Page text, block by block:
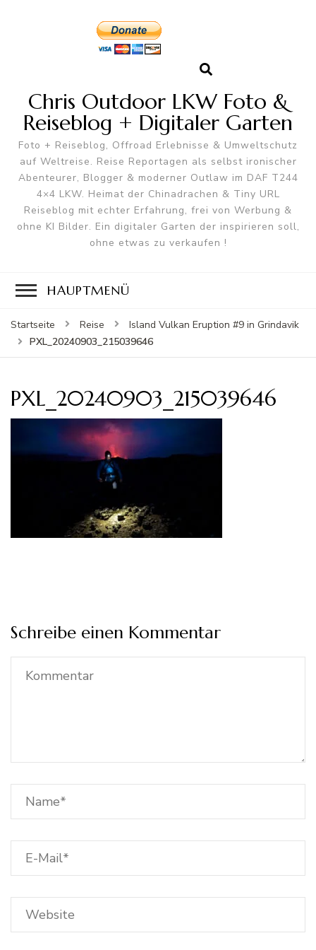
Chris Outdoor LKW Foto &
Reiseblog + Digitaler Garten
Foto + Reiseblog, Offroad Erlebnisse & Umweltschutz
auf Weltreise. Reise Reportagen als selbst ironischer
Abenteurer, Blogger & moderner Outlaw im DAF T244
4×4 LKW. Heimat der Chinadrachen & Tiny URL
Reiseblog mit echter Erfahrung, frei von Werbung &
ohne KI Bilder. Ein digitaler Garten der inspirieren soll,
ohne etwas zu verkaufen !
HAUPTMENÜ
Startseite Reise
Island Vulkan Eruption #9 in Grindavik
PXL_20240903_215039646
PXL_20240903_215039646
Schreibe einen Kommentar